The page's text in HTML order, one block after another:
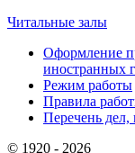
Читальные залы
Оформление
иностранных
Режим работы
Правила
Перечень
© 1920 - 2026